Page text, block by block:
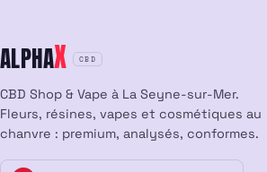
ALPHAX CBD
CBD Shop & Vape à La Seyne-sur-Mer.
Fleurs, résines, vapes et cosmétiques au
chanvre : premium, analysés, conformes.